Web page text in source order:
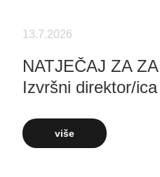
13.7.2026
NATJEČAJ ZA
Izvršni direktor/ica
više